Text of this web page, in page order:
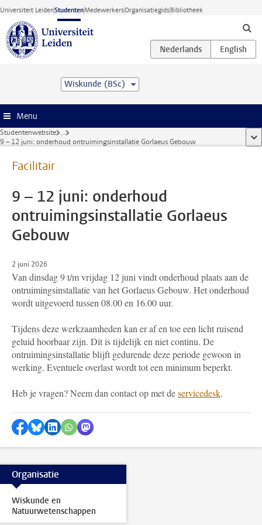
Ga direct naar de inhoud
Universiteit LeidenStudentenMedewerkersOrganisatiegidsBibliotheek
Wiskunde (BSc)
Menu
Studentenwebsite ...
9 – 12 juni: onderhoud ontruimingsinstallatie Gorlaeus Gebouw
Facilitair
9 – 12 juni: onderhoud
ontruimingsinstallatie Gorlaeus
Gebouw
2 juni 2026
Van dinsdag 9 t/m vrijdag 12 juni vindt onderhoud plaats aan de
ontruimingsinstallatie van het Gorlaeus Gebouw. Het onderhoud
wordt uitgevoerd tussen 08.00 en 16.00 uur.
Tijdens deze werkzaamheden kan er af en toe een licht ruisend
geluid hoorbaar zijn. Dit is tijdelijk en niet continu. De
ontruimingsinstallatie blijft gedurende deze periode gewoon in
werking. Eventuele overlast wordt tot een minimum beperkt.
Heb je vragen? Neem dan contact op met deservicedesk.
Delen op Facebook
Delen via Bluesky
Delen op LinkedIn
Delen via WhatsApp
Delen via Mastodon
Organisatie
Wiskunde en
Natuurwetenschappen